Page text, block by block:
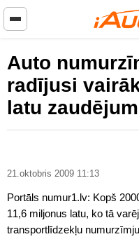
Auto
radījusi
latu
21.oktobris 2009 11:13
Portāls numur1.lv: Kopš
11,6 miljonus latu, ko tā
transportlīdzekļu